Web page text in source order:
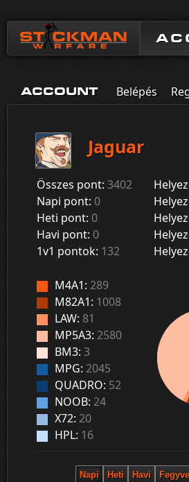
ACCOUNT Belépés
Jaguar
Összes pont: 3402
Napi pont: 0
Heti pont: 0
Havi pont: 0
1v1 pontok: 132
M4A1: 289
M82A1: 1008
LAW: 81
MP5A3: 2580
BM3: 3
MPG: 2045
QUADRO: 52
NOOB: 24
X72: 20
HPL: 16